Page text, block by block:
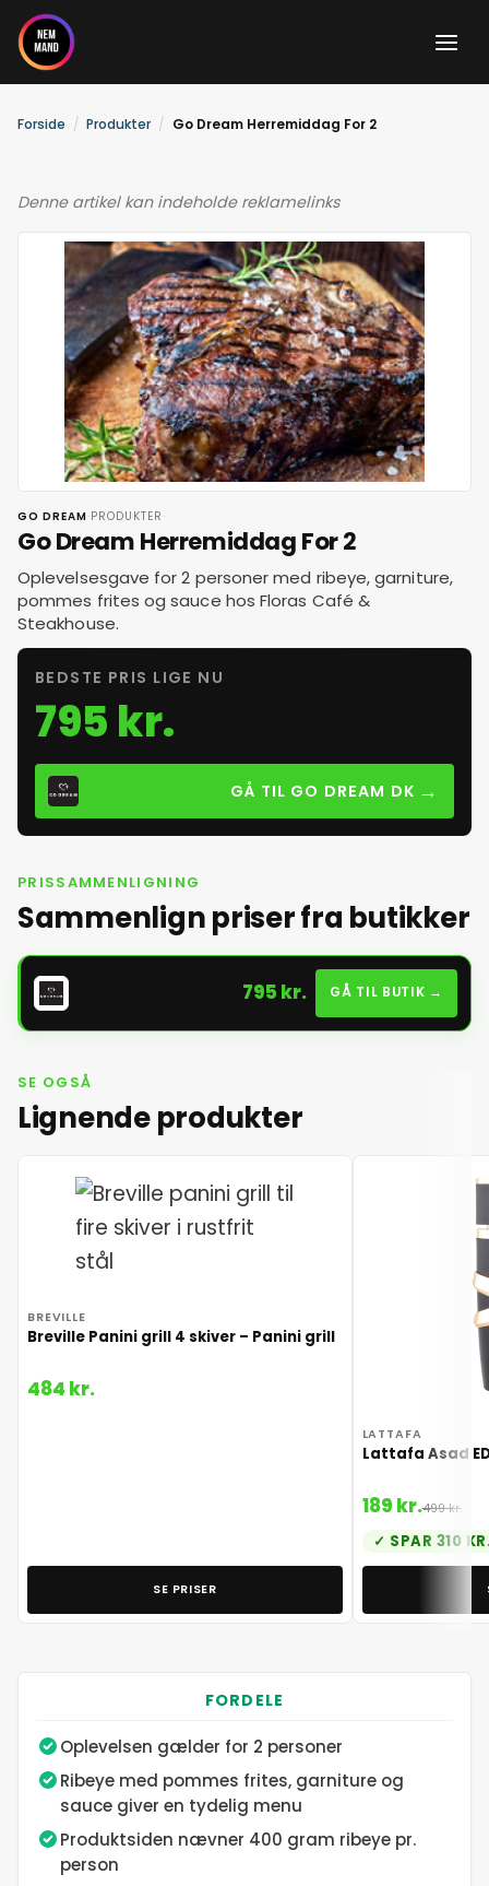
Gå
indholdet
Forside Produkter Go Dream Herremiddag For 2
Denne artikel kan indeholde reklamelinks
GO DREAM·PRODUKTER ·
Go Dream Herremiddag For 2
Oplevelsesgave for 2 personer med ribeye, garniture,
pommes frites og sauce hos Floras Café &
Steakhouse.
BEDSTE PRIS LIGE NU
795 kr.
GÅ TIL GO DREAM DK →
PRISSAMMENLIGNING
Sammenlign priser fra butikker
795 kr. GÅ TIL BUTIK →
SE OGSÅ
Lignende produkter
BREVILLE
Breville Panini grill 4 skiver – Panini grill
484 kr.
SE PRISER
LATTAFA
Lattafa Asad
189 kr.499 kr.
SPAR 310
FORDELE
Oplevelsen gælder for 2 personer
Ribeye med pommes frites, garniture og
sauce giver en tydelig menu
Produktsiden nævner 400 gram ribeye pr.
person